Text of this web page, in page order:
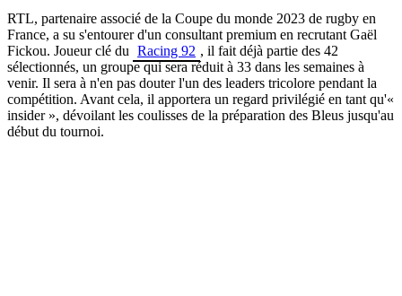
RTL, partenaire associé de la Coupe du monde 2023 de rugby en
France, a su s'entourer d'un consultant premium en recrutant Gaël
Fickou. Joueur clé du Racing 92 , il fait déjà partie des 42
sélectionnés, un groupe qui sera réduit à 33 dans les semaines à
venir. Il sera à n'en pas douter l'un des leaders tricolore pendant la
compétition. Avant cela, il apportera un regard privilégié en tant qu'«
insider », dévoilant les coulisses de la préparation des Bleus jusqu'au
début du tournoi.